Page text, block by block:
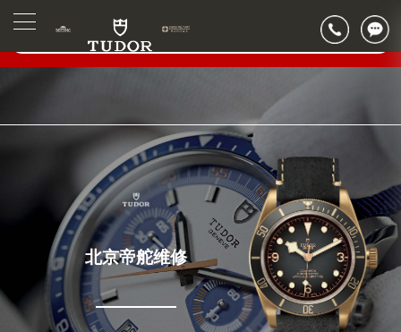
▲
▼
北京市东城区东长安街1号东方广场写字楼W3座6层602室（需提前预约）
北京市朝阳区建国门外大街甲6号华熙国际中心写字楼D座11层1102室（需提前预约）
节假日正常营业！
北京帝舵维修